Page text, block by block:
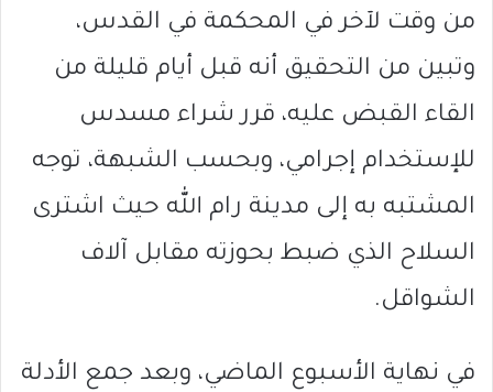
من وقت لآخر في المحكمة في القدس،
وتبين من التحقيق أنه قبل أيام قليلة من
القاء القبض عليه، قرر شراء مسدس
للإستخدام إجرامي، وبحسب الشبهة، توجه
المشتبه به إلى مدينة رام الله حيث اشترى
السلاح الذي ضبط بحوزته مقابل آلاف
الشواقل.
في نهاية الأسبوع الماضي، وبعد جمع الأدلة